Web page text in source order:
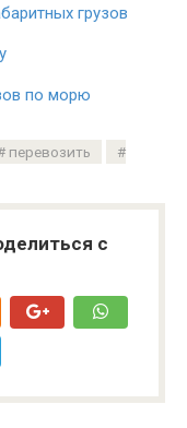
грузов
по морю
перевозить
с